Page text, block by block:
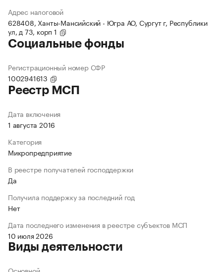
Адрес налоговой
628408, Ханты-Мансийский - Югра АО, Сургут г, Республики
ул, д 73, корп 1
Социальные фонды
Регистрационный номер СФР
1002941613
Реестр МСП
Дата включения
1 августа 2016
Категория
Микропредприятие
В реестре получателей господдержки
Да
Получила поддержку за последний год
Нет
Дата последнего изменения в реестре субъектов МСП
10 июля 2026
Виды деятельности